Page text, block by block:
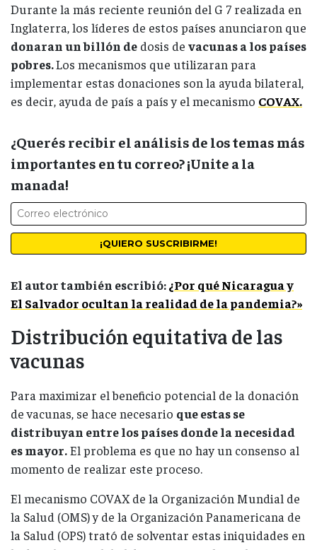
Durante la más reciente reunión del G 7 realizada en
Inglaterra, los líderes de estos países anunciaron que
donaran un billón de dosis de vacunas a los países
pobres.Los mecanismos que utilizaran para
implementar estas donaciones son la ayuda bilateral,
es decir, ayuda de país a país y el mecanismo COVAX.
¿Querés recibir el análisis de los temas más
importantes en tu correo? ¡Unite a la
manada!
El autor también escribió:¿Por qué Nicaragua y
El Salvador ocultan la realidad de la pandemia?»
Distribución equitativa de las
vacunas
Para maximizar el beneficio potencial de la donación
de vacunas, se hace necesario que estas se
distribuyan entre los países donde la necesidad
es mayor.El problema es que no hay un consenso al
momento de realizar este proceso.
El mecanismo COVAX de la Organización Mundial de
la Salud (OMS) y de la Organización Panamericana de
la Salud (OPS) trató de solventar estas iniquidades en